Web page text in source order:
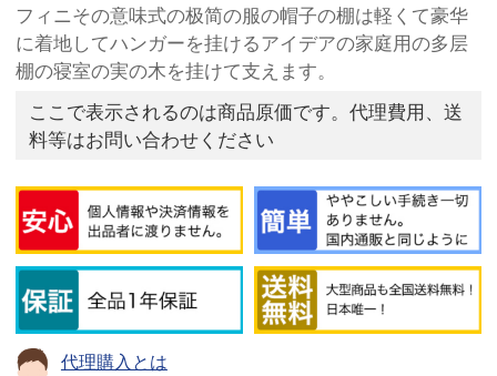
フィニその意味式の极简の服の帽子の棚は軽くて豪华
に着地してハンガーを挂けるアイデアの家庭用の多层
棚の寝室の実の木を挂けて支えます。
ここで表示されるのは商品原価です。代理費用、送
料等はお問い合わせください
代理購入とは